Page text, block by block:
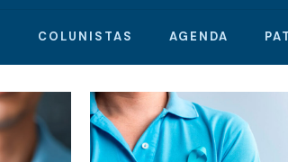
COLUNISTAS AGENDA